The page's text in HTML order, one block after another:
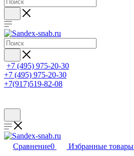
+7 (495) 975-20-30
+7 (495) 975-20-30
+7(917)519-82-08
Сравнение0 Избранные товары